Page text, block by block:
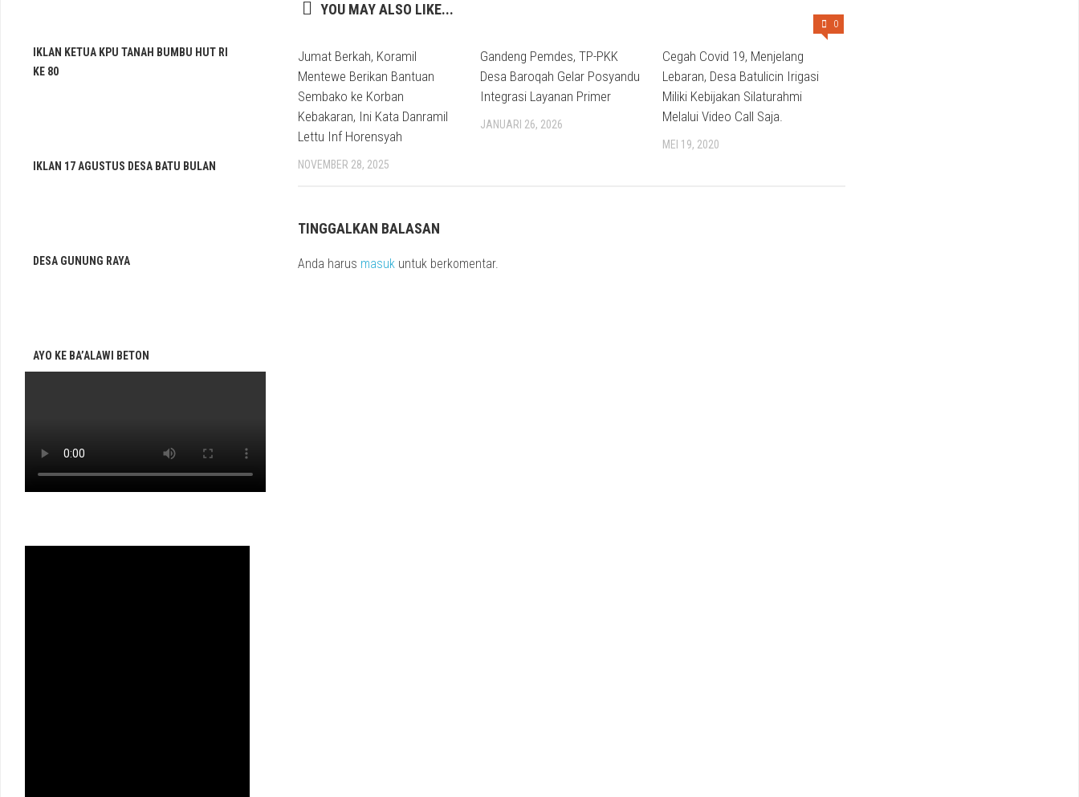
YOU MAY ALSO LIKE...
Jumat Berkah, Koramil
Mentewe Berikan Bantuan
Sembako ke Korban
Kebakaran, Ini Kata Danramil
Lettu Inf Horensyah
NOVEMBER 28, 2025
Gandeng Pemdes, TP-PKK
Desa Baroqah Gelar Posyandu
Integrasi Layanan Primer
JANUARI 26, 2026
0
Cegah Covid 19, Menjelang
Lebaran, Desa Batulicin Irigasi
Miliki Kebijakan Silaturahmi
Melalui Video Call Saja.
MEI 19, 2020
TINGGALKAN BALASAN
Anda harus masuk untuk berkomentar.
IKLAN KETUA KPU TANAH BUMBU HUT RI
KE 80
IKLAN 17 AGUSTUS DESA BATU BULAN
DESA GUNUNG RAYA
AYO KE BA’ALAWI BETON